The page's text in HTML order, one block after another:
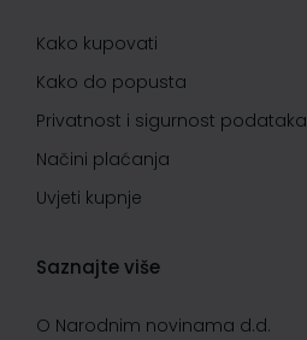
Kako kupovati
Kako do popusta
Privatnost i sigurnost podataka
Načini plaćanja
Uvjeti kupnje
Saznajte više
O Narodnim novinama d.d.